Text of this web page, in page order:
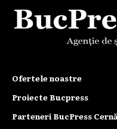
Ofertele noastre
Proiecte Bucpress
Parteneri BucPress